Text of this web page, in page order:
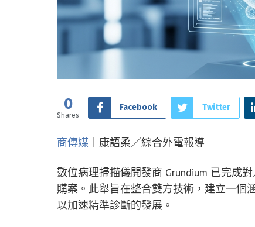
0
Shares
Facebook Twitter
商傳媒 ｜康語柔／綜合外電報導
數位病理掃描儀開發商 Grundium 已完成
購案。此舉旨在整合雙方技術，建立一個
以加速精準診斷的發展。